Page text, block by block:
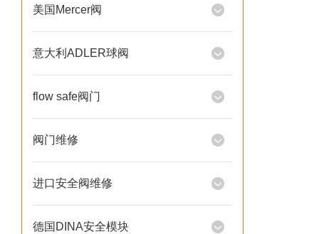
美国Mercer阀
意大利ADLER球阀
flow safe阀门
阀门维修
进口安全阀维修
德国DINA安全模块